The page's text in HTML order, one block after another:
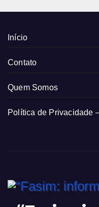
Início
Contato
Quem Somos
Política de Privacidade